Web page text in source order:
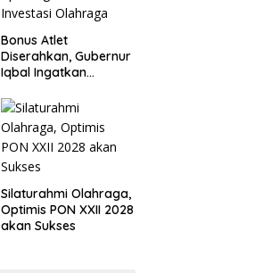
Bonus Atlet
Diserahkan, Gubernur
Iqbal Ingatkan
Silaturahmi Olahraga,
Optimis PON XXII 2028
akan Sukses